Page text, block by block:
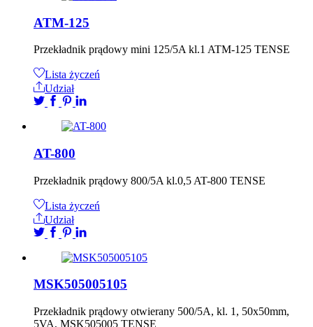
ATM-125
Przekładnik prądowy mini 125/5A kl.1 ATM-125 TENSE
Lista życzeń
Udział
AT-800
Przekładnik prądowy 800/5A kl.0,5 AT-800 TENSE
Lista życzeń
Udział
MSK505005105
Przekładnik prądowy otwierany 500/5A, kl. 1, 50x50mm,
5VA, MSK505005 TENSE